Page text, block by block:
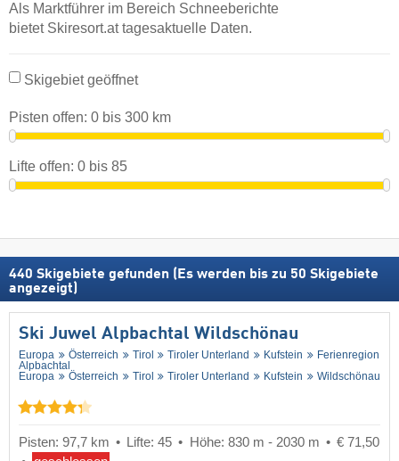
Als Marktführer im Bereich Schneeberichte
bietet Skiresort.at tagesaktuelle Daten.
Skigebiet geöffnet
Pisten offen: 0 bis 300 km
Lifte offen: 0 bis 85
440 Skigebiete gefunden (Es werden bis zu 50 Skigebiete
angezeigt)
Ski Juwel Alpbachtal Wildschönau
Europa Österreich Tirol Tiroler Unterland Kufstein
Ferienregion
Alpbachtal
Europa
Österreich Tirol Tiroler Unterland Kufstein Wildschönau
Pisten: 97,7 km Lifte: 45 Höhe: 830 m - 2030 m
€ 71,50